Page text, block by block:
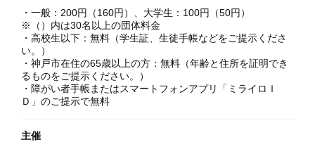
・一般：200円（160円）、大学生：100円（50円）
※（）内は30名以上の団体料金
・高校生以下：無料（学生証、生徒手帳などをご提示くださ
い。）
・神戸市在住の65歳以上の方：無料（年齢と住所を証明でき
るものをご提示ください。）
・障がい者手帳またはスマートフォンアプリ「ミライロＩ
Ｄ」のご提示で無料
主催